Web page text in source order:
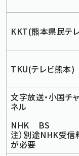
KKT(熊本県民テ
TKU(テレビ熊本)
文字放送・小国チ
ネル
NHK BS
注）別途NHK受信
が必要